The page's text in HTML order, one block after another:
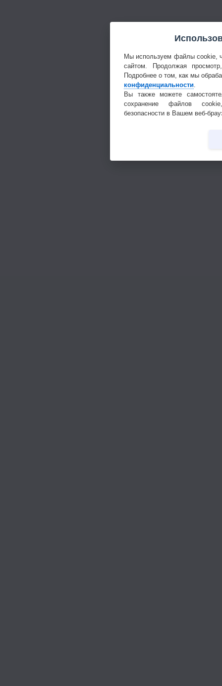
Мы используем файлы cookie,
сайтом. Продолжая
Подробнее о том, как мы
конфиденциальности
Вы также можете
сохранение файлов
безопасности в Вашем веб-